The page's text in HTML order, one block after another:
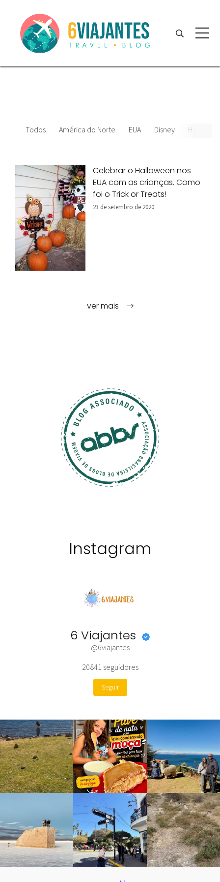
Todos América do Norte EUA Disney
Celebrar o Halloween nos
EUA com as crianças. Como
foi o Trick or Treats!
23 de setembro de 2020
ver mais
Instagram
6 Viajantes
@6viajantes
20841 seguidores
Seguir